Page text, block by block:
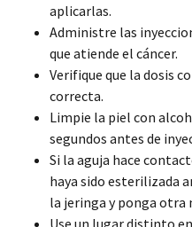
aplicarlas.
Administre las
que atiende el cáncer.
Verifique que la dosis
correcta.
Limpie la piel con
segundos antes de
Si la aguja hace
haya sido esterilizada
la jeringa y ponga otra
Use un lugar distinto